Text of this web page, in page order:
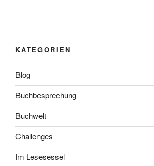
KATEGORIEN
Blog
Buchbesprechung
Buchwelt
Challenges
Im Lesesessel